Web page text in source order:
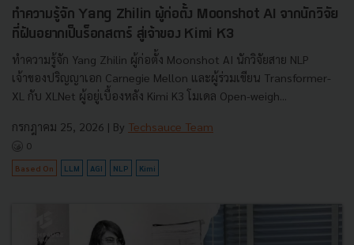
ทำความรู้จัก Yang Zhilin ผู้ก่อตั้ง Moonshot AI จากนักวิจัย
ที่ฝันอยากเป็นร็อกสตาร์ สู่เจ้าของ Kimi K3
ทำความรู้จัก Yang Zhilin ผู้ก่อตั้ง Moonshot AI นักวิจัยสาย NLP
เจ้าของปริญญาเอก Carnegie Mellon และผู้ร่วมเขียน Transformer-
XL กับ XLNet ผู้อยู่เบื้องหลัง Kimi K3 โมเดล Open-weigh...
กรกฎาคม 25, 2026 | By Techsauce Team
0
Based On LLM AGI NLP Kimi